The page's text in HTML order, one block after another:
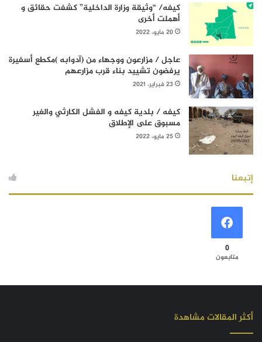
كيفه/ “وثيقة وزارة الداخلية” كشفت حقائق و
أهملت أخرى
20 مايو، 2022
عاجل / مزارعون ووجهاء من (آدوابه )مكطع أسفيرة
يرفضون تشييد بناء قرب مزارعهم
23 فبراير، 2021
كيفه / بلدية كيفه و الفشل الكارثي والغير
مسبوق على الإطلاق
25 مايو، 2022
إتبعنا
0
متابعون
أكثر المقالات مشاهدة